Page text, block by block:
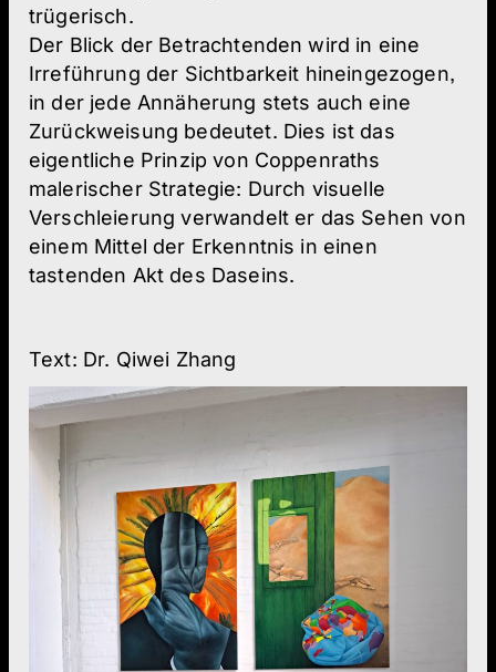
trügerisch.
Der Blick der Betrachtenden wird in eine
Irreführung der Sichtbarkeit hineingezogen,
in der jede Annäherung stets auch eine
Zurückweisung bedeutet. Dies ist das
eigentliche Prinzip von Coppenraths
malerischer Strategie: Durch visuelle
Verschleierung verwandelt er das Sehen von
einem Mittel der Erkenntnis in einen
tastenden Akt des Daseins.
Text: Dr. Qiwei Zhang